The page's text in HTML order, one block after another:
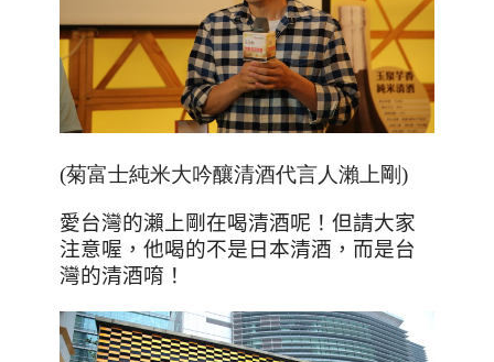
(菊富士純米大吟釀清酒代言人瀨上剛)
愛台灣的瀨上剛在喝清酒呢！但請大家
注意喔，他喝的不是日本清酒，而是台
灣的清酒唷！